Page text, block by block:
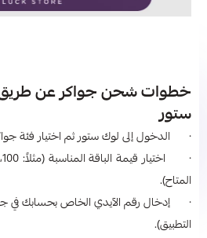
خطوات شحن جواكر عن طريق
ستور
· الدخول إلى لوك ستور ثم اختيار فئة
المتاح).
· إدخال رقم الآيدي الخاص بحسابك في
التطبيق).